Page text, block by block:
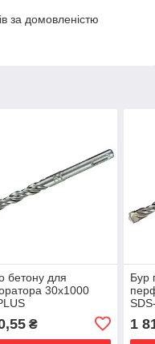
за домовленістю
бетону для
30х1000
₴
Бур
1